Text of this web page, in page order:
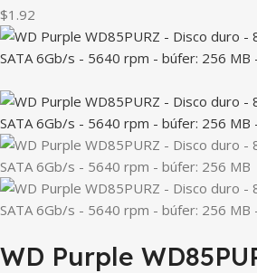
$1.92
WD Purple